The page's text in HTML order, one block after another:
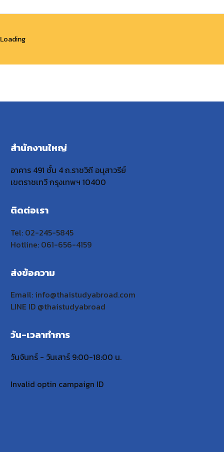
Loading
สำนักงานใหญ่
อาคาร 491 ชั้น 4 ถ.ราชวิถี อนุสาวรีย์
เขตราชเทวี กรุงเทพฯ 10400
ติดต่อเรา
Tel: 02-245-5845
Hotline: 061-656-4159
ส่งข้อความ
Email: info@thaistudyabroad.com
LINE ID @thaistudyabroad
วัน-เวลาทำการ
วันจันทร์ - วันเสาร์ 9:00-18:00 น.
Invalid optin campaign ID